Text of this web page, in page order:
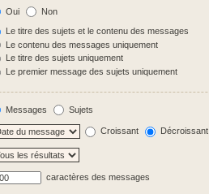
Oui Non
Le titre des sujets et le contenu des messages
Le contenu des messages uniquement
Le titre des sujets uniquement
Le premier message des sujets uniquement
Messages Sujets
Croissant Décroissant
caractères des messages